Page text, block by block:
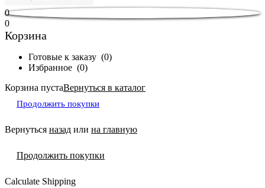
0
0
Корзина
Готовые к заказу (0)
Избранное (0)
Корзина пустаВернуться в каталог
Продолжить покупки
Вернуться назад или на главную
Продолжить покупки
Calculate Shipping